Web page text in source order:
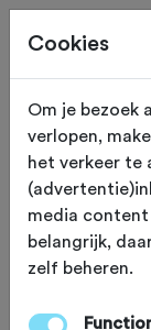
60,0 KM
60km
Cookies
Om je bezoek
verlopen,
het verkeer te
media content
belangrijk,
zelf beheren.